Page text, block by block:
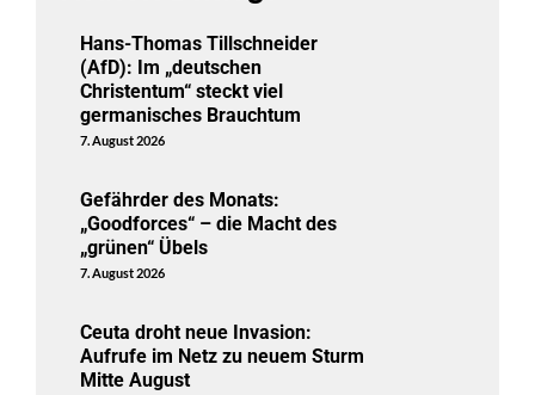
Hans-Thomas Tillschneider
(AfD): Im „deutschen
Christentum“ steckt viel
germanisches Brauchtum
7. August 2026
Gefährder des Monats:
„Goodforces“ – die Macht des
„grünen“ Übels
7. August 2026
Ceuta droht neue Invasion:
Aufrufe im Netz zu neuem Sturm
Mitte August